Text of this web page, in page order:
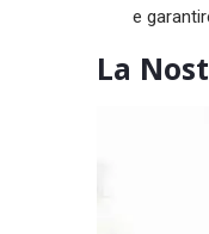
e
La